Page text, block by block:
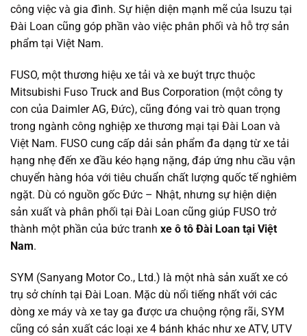
công việc và gia đình. Sự hiện diện mạnh mẽ của Isuzu tại
Đài Loan cũng góp phần vào việc phân phối và hỗ trợ sản
phẩm tại Việt Nam.
FUSO, một thương hiệu xe tải và xe buýt trực thuộc
Mitsubishi Fuso Truck and Bus Corporation (một công ty
con của Daimler AG, Đức), cũng đóng vai trò quan trọng
trong ngành công nghiệp xe thương mại tại Đài Loan và
Việt Nam. FUSO cung cấp dải sản phẩm đa dạng từ xe tải
hạng nhẹ đến xe đầu kéo hạng nặng, đáp ứng nhu cầu vận
chuyển hàng hóa với tiêu chuẩn chất lượng quốc tế nghiêm
ngặt. Dù có nguồn gốc Đức – Nhật, nhưng sự hiện diện
sản xuất và phân phối tại Đài Loan cũng giúp FUSO trở
thành một phần của bức tranh xe ô tô Đài Loan tại Việt
Nam.
SYM (Sanyang Motor Co., Ltd.) là một nhà sản xuất xe có
trụ sở chính tại Đài Loan. Mặc dù nổi tiếng nhất với các
dòng xe máy và xe tay ga được ưa chuộng rộng rãi, SYM
cũng có sản xuất các loại xe 4 bánh khác như xe ATV, UTV